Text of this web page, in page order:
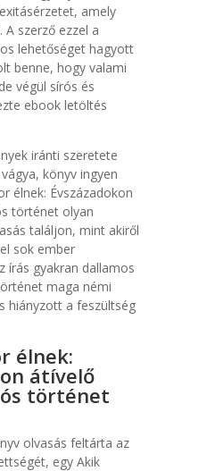
amely
szerző ezzel a
lehetőséget hagyott
benne, hogy valami
végül sírós és
ebook letöltés
iránti szeretete
könyv ingyen
élnek: Évszázadokon
történet olyan
találjon, mint akiről
sok ember
írás gyakran dallamos
maga némi
hiányzott a feszültség
élnek:
átívelő
történet
olvasás feltárta az
egy Akik